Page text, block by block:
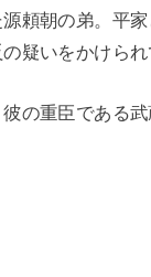
頼朝の弟。平
疑いをかけら
の重臣である